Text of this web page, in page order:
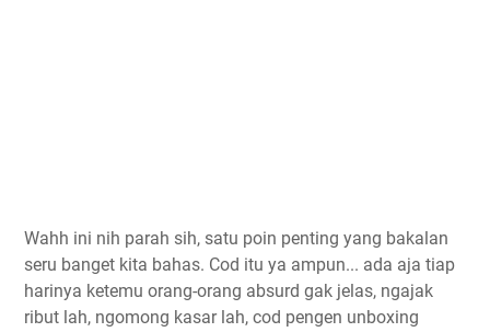
Wahh ini nih parah sih, satu poin penting yang bakalan
seru banget kita bahas. Cod itu ya ampun... ada aja tiap
harinya ketemu orang-orang absurd gak jelas, ngajak
ribut lah, ngomong kasar lah, cod pengen unboxing